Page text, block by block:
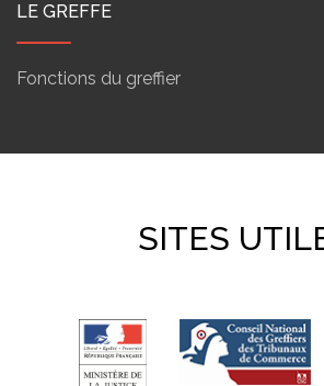
LE GREFFE
Fonctions du greffier
SITES